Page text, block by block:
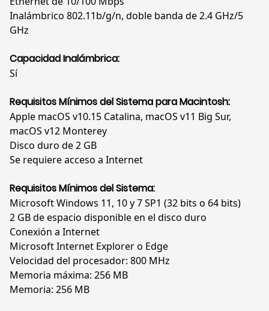
Inalámbrico 802.11b/g/n, doble banda de 2.4 GHz/5
GHz
Capacidad Inalámbrica:
Sí
Requisitos Mínimos del Sistema para Macintosh:
Apple macOS v10.15 Catalina, macOS v11 Big Sur,
macOS v12 Monterey
Disco duro de 2 GB
Se requiere acceso a Internet
Requisitos Mínimos del Sistema:
Microsoft Windows 11, 10 y 7 SP1 (32 bits o 64 bits)
2 GB de espacio disponible en el disco duro
Conexión a Internet
Microsoft Internet Explorer o Edge
Velocidad del procesador: 800 MHz
Memoria máxima: 256 MB
Memoria: 256 MB